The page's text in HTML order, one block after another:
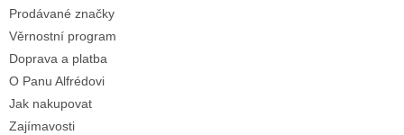
Prodávané značky
Věrnostní program
Doprava a platba
O Panu Alfrédovi
Jak nakupovat
Zajímavosti